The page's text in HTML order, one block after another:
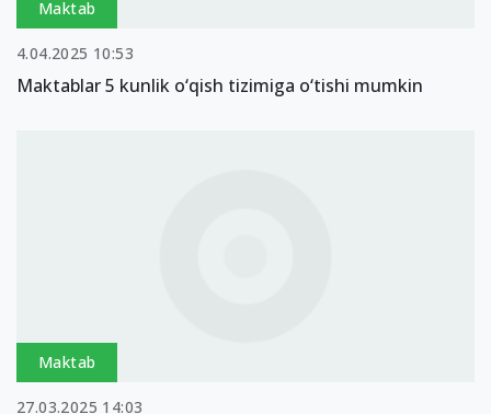
Maktab
4.04.2025 10:53
Maktablar 5 kunlik o‘qish tizimiga o‘tishi mumkin
Maktab
27.03.2025 14:03